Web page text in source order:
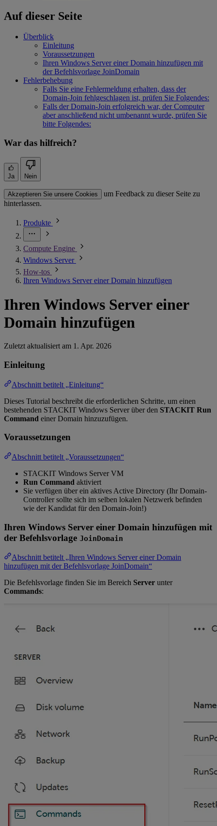
Auf dieser Seite
Überblick
Einleitung
Voraussetzungen
Ihren Windows Server einer Domain hinzufügen mit
der Befehlsvorlage JoinDomain
Fehlerbehebung
Falls Sie eine Fehlermeldung erhalten, dass der
Domain-Join fehlgeschlagen ist, prüfen Sie Folgendes:
Falls der Domain-Join erfolgreich war, der Computer
aber anschließend nicht umbenannt wurde, prüfen Sie
bitte Folgendes:
War das hilfreich?
Ja Nein
Akzeptieren Sie unsere Cookies
um Feedback zu dieser Seite zu
hinterlassen.
Produkte
Compute Engine
Windows Server
How-tos
Ihren Windows Server einer Domain hinzufügen
Ihren Windows Server einer
Domain hinzufügen
Zuletzt aktualisiert am 1. Apr. 2026
Einleitung
Abschnitt betitelt „Einleitung“
Dieses Tutorial beschreibt die erforderlichen Schritte, um einen
bestehenden STACKIT Windows Server über den STACKIT Run
Command einer Domain hinzuzufügen.
Voraussetzungen
Abschnitt betitelt „Voraussetzungen“
STACKIT Windows Server VM
Run Command aktiviert
Sie verfügen über ein aktives Active Directory (Ihr Domain-
Controller sollte sich im selben lokalen Netzwerk befinden
wie der Kandidat für den Domain-Join!)
Ihren Windows Server einer Domain hinzufügen mit
der Befehlsvorlage JoinDomain
Abschnitt betitelt „Ihren Windows Server einer Domain
hinzufügen mit der Befehlsvorlage JoinDomain“
Die Befehlsvorlage finden Sie im Bereich Server unter
Commands: